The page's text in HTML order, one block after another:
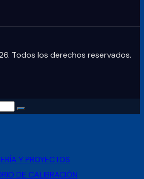
Todos los derechos reservados.
Y PROYECTOS
DE CALIBRACIÓN